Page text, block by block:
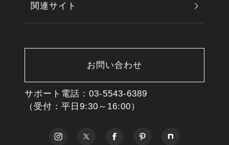
関連サイト
お問い合わせ
サポート電話 : 03-5543-6389
（受付：平日9:30～16:00）